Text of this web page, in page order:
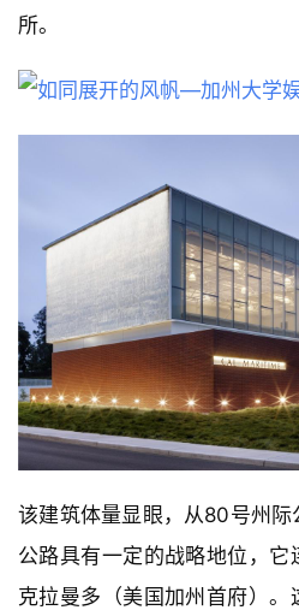
所。
该建筑体量显眼，从80号州
公路具有一定的战略地位，
克拉曼多（美国加州首府）